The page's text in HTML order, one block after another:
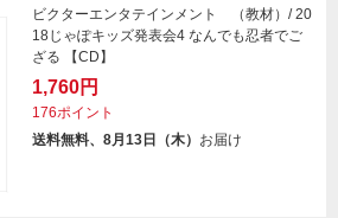
ビクターエンタテインメント （教材）/ 20
18じゃぽキッズ発表会4 なんでも忍者でご
ざる 【CD】
1,760円
176ポイント
送料無料、8月13日（木） お届け